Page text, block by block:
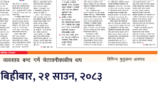
बिहीबार, २१ साउन, २०८३